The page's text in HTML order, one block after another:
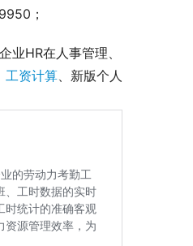
；
业HR在人事管理、
工资计算 、新版个人